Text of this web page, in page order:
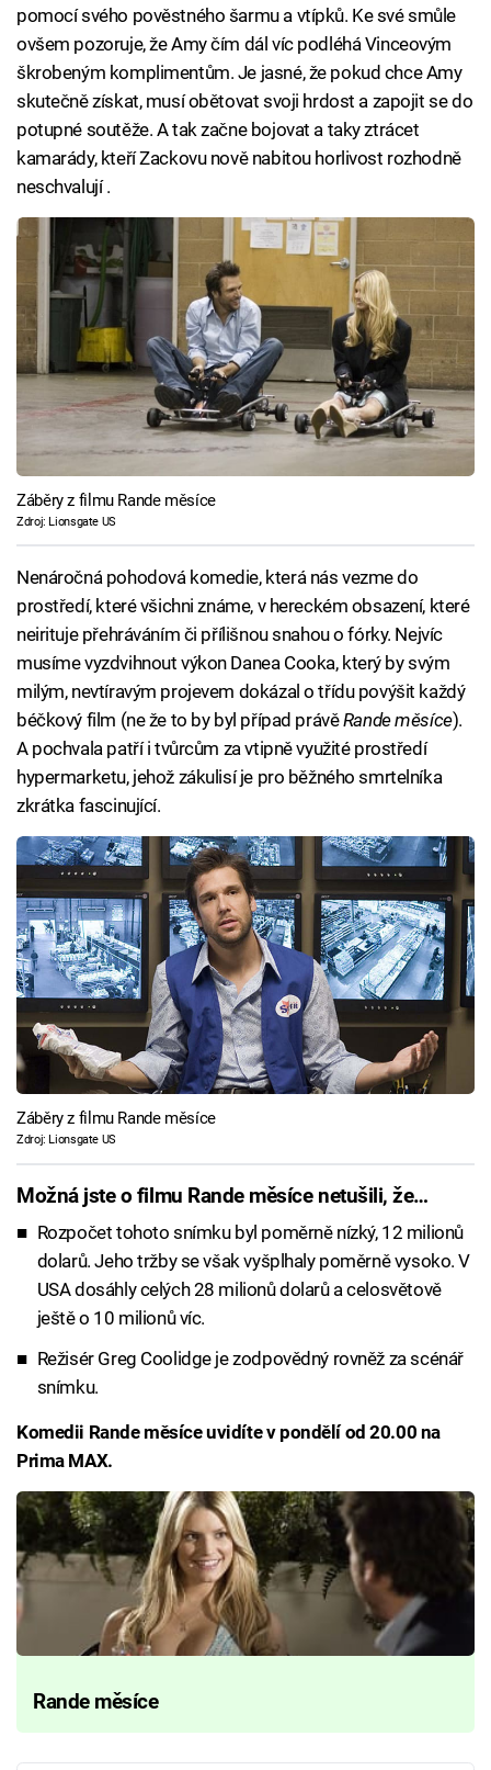
pomocí svého pověstného šarmu a vtípků. Ke své smůle
ovšem pozoruje, že Amy čím dál víc podléhá Vinceovým
škrobeným komplimentům. Je jasné, že pokud chce Amy
skutečně získat, musí obětovat svoji hrdost a zapojit se do
potupné soutěže. A tak začne bojovat a taky ztrácet
kamarády, kteří Zackovu nově nabitou horlivost rozhodně
neschvalují .
Záběry z filmu Rande měsíce
Zdroj: Lionsgate US
Nenáročná pohodová komedie, která nás vezme do
prostředí, které všichni známe, v hereckém obsazení, které
neirituje přehráváním či přílišnou snahou o fórky. Nejvíc
musíme vyzdvihnout výkon Danea Cooka, který by svým
milým, nevtíravým projevem dokázal o třídu povýšit každý
béčkový film (ne že to by byl případ právěRande měsíce).
A pochvala patří i tvůrcům za vtipně využité prostředí
hypermarketu, jehož zákulisí je pro běžného smrtelníka
zkrátka fascinující.
Záběry z filmu Rande měsíce
Zdroj: Lionsgate US
Možná jste o filmu Rande měsíce netušili, že…
Rozpočet tohoto snímku byl poměrně nízký, 12 milionů
dolarů. Jeho tržby se však vyšplhaly poměrně vysoko. V
USA dosáhly celých 28 milionů dolarů a celosvětově
ještě o 10 milionů víc.
Režisér Greg Coolidge je zodpovědný rovněž za scénář
snímku.
Komedii Rande měsíce uvidíte v pondělí od 20.00 na
Prima MAX.
Rande měsíce